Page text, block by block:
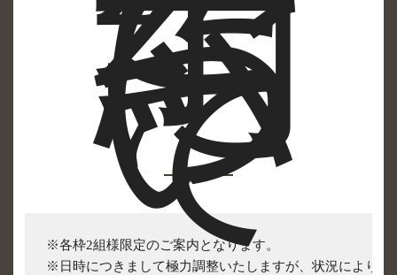
約
に
つ
い
て
※各枠2組様限定のご案内となります。
※日時につきまして極力調整いたしますが、状況により